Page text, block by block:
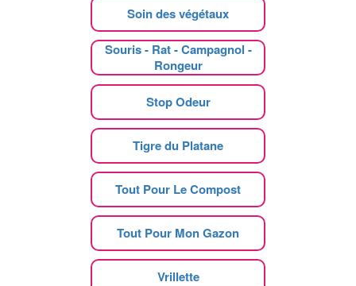
Soin des végétaux
Souris - Rat - Campagnol -
Rongeur
Stop Odeur
Tigre du Platane
Tout Pour Le Compost
Tout Pour Mon Gazon
Vrillette